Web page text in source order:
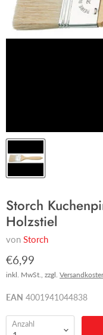
Storch
Holzstiel
von Storch
€6,99
inkl. MwSt., zzgl.
EAN 4001941044838
Anzahl